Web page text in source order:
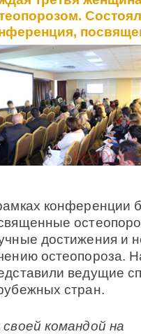
конференции
достижения и
остеопороза.
ведущие
стран.
командой на